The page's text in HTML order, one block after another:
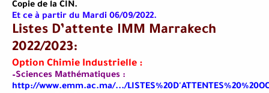
Copie de la CIN.
Et ce à partir du Mardi 06/09/2022.
Listes D’attente IMM Marrakech
2022/2023:
Option Chimie Industrielle :
–Sciences Mathématiques :
http://www.emm.ac.ma/.../